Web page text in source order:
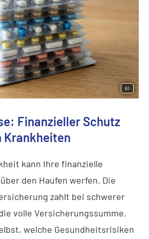
KI
Finanzieller Schutz
Krank­hei­ten
kann Ihre finanzielle
den Haufen werfen. Die
zahlt bei schwerer
volle Versicherungssumme.
welche Gesundheitsrisiken